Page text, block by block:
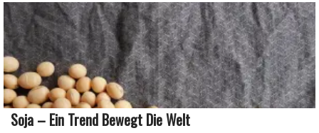
Soja – Ein Trend Bewegt Die Welt